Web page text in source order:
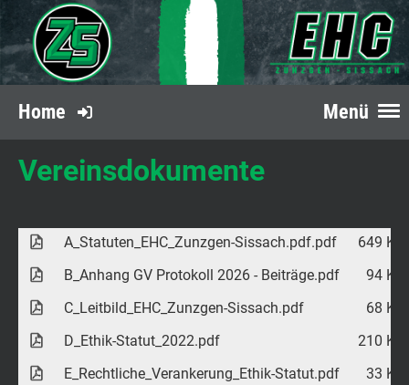
Menü
Home
Vereinsdokumente
A_Statuten_EHC_Zunzgen-Sissach.pdf.pdf
649 KB
B_Anhang GV Protokoll 2026 - Beiträge.pdf
94 KB
C_Leitbild_EHC_Zunzgen-Sissach.pdf
68 KB
D_Ethik-Statut_2022.pdf
210 KB
E_Rechtliche_Verankerung_Ethik-Statut.pdf
33 KB